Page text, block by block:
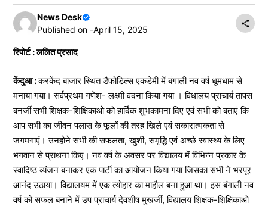
News Desk
Published on -April 15, 2025
रिपोर्ट : ललित प्रसाद
केंदुआ :करकेंद बाजार स्थित डैफोडिल्स एकडेमी में बंगाली नव वर्ष धूमधाम से
मनाया गया। सर्वप्रथम गणेश- लक्ष्मी वंदना किया गया । विधालय प्राचार्य तापस
बनर्जी सभी शिक्षक-शिक्षिकाओ को हार्दिक शुभकामना दिए एवं सभी को बताएं कि
आप सभी का जीवन पलास के फूलों की तरह खिले एवं सकारात्मकता से
जगमगाएं। उनहोने सभी की सफलता, खुशी, समृद्धि एवं अच्छे स्वास्थ्य के लिए
भगवान से प्राथना किए। नव वर्ष के अवसर पर विद्यालय में विभिन्न प्रकार के
स्वादिष्ठ व्यंजन बनाकर एक पार्टी का आयोजन किया गया जिसका सभी ने भरपूर
आनंद उठाया। विद्यालयम में एक त्योहार का माहौल बना हुआ था। इस बंगाली नव
वर्ष को सफल बनाने में उप प्राचार्य देवशीष मुखर्जी, विद्यालय शिक्षक-शिक्षिकाओ